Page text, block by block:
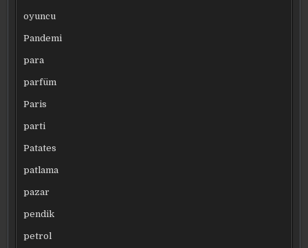
oyuncu
Pandemi
para
parfüm
Paris
parti
Patates
patlama
pazar
pendik
petrol